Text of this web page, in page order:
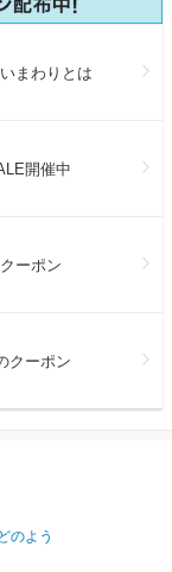
まわりとは
開催中
ーポン
クーポン
のよう